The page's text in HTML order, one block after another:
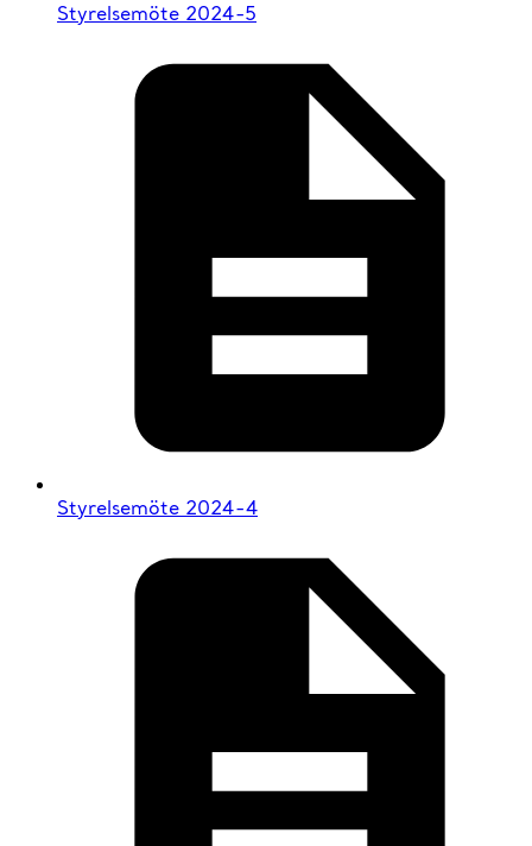
Styrelsemöte 2024-5
Styrelsemöte 2024-4